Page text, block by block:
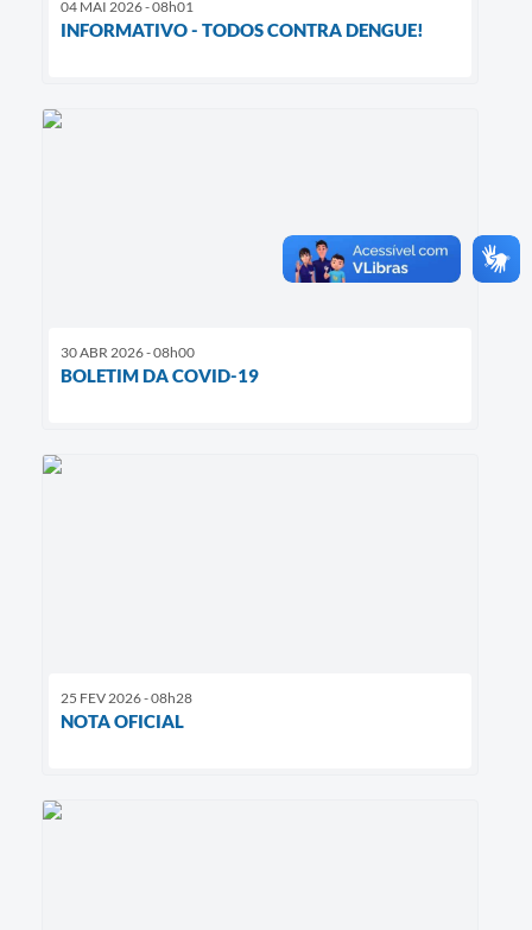
04 MAI 2026 - 08h01
INFORMATIVO - TODOS CONTRA DENGUE!
30 ABR 2026 - 08h00
BOLETIM DA COVID-19
25 FEV 2026 - 08h28
NOTA OFICIAL